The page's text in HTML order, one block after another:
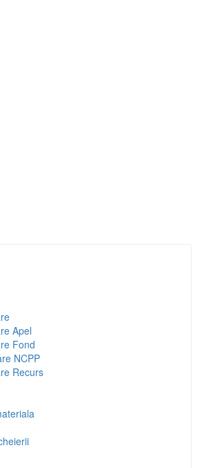
Apel
Fond
NCPP
Recurs